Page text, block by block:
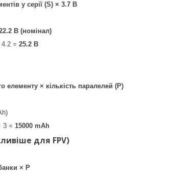
у серії (S) × 3.7 В
В (номінал)
= 25.2 В
елементу × кількість паралелей (P)
3 = 15000 mAh
для FPV)
× P